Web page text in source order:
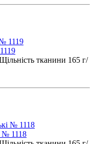
тканини 165 г/
№ 1118